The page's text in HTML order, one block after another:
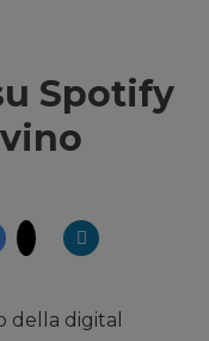
Spotify
della digital